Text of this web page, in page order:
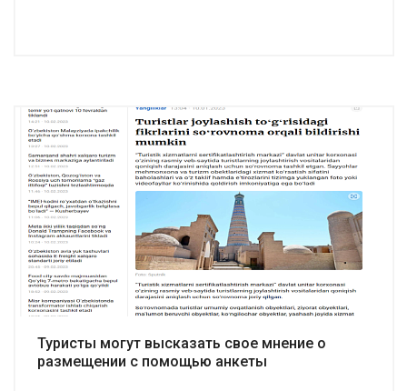
Подробнее
Туристы могут высказать свое мнение о
размещении с помощью анкеты